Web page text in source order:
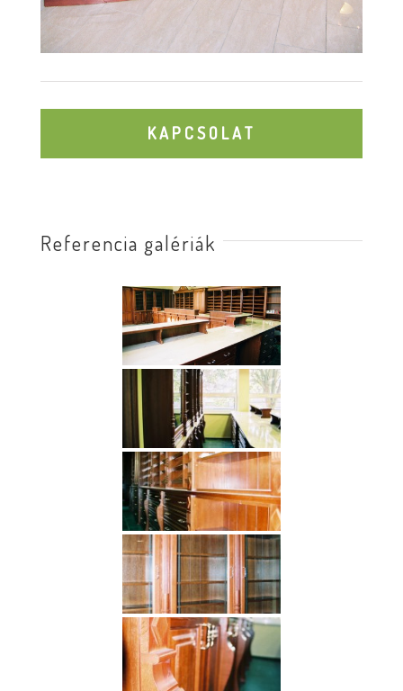
KAPCSOLAT
Referencia galériák